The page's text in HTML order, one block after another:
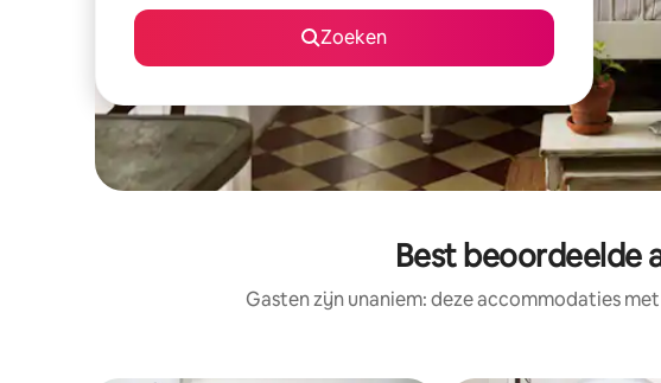
Zoeken
Best beoordeelde
Gasten zijn unaniem: deze accommodaties